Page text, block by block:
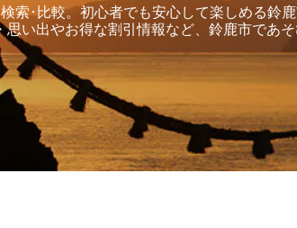
索･比較。初心者でも安心して楽しめる鈴
い出やお得な割引情報など、鈴鹿市であ